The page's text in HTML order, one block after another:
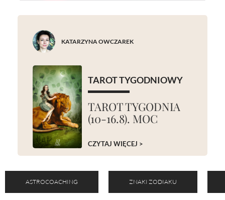
KATARZYNA OWCZAREK
TAROT TYGODNIOWY
TAROT TYGODNIA
(10-16.8). MOC
CZYTAJ WIĘCEJ >
ASTROCOACHING ZNAKI ZODIAKU